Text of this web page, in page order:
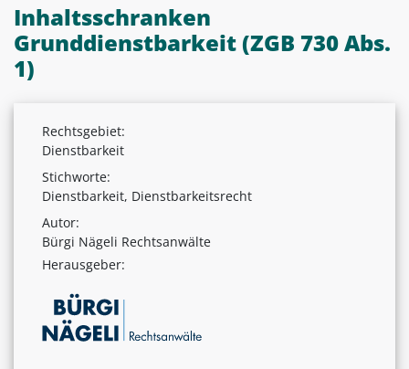
Inhaltsschranken
Grunddienstbarkeit (ZGB 730 Abs.
1)
Rechtsgebiet:
Dienstbarkeit
Stichworte:
Dienstbarkeit, Dienstbarkeitsrecht
Autor:
Bürgi Nägeli Rechtsanwälte
Herausgeber: